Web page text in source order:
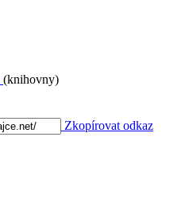
(knihovny)
Zkopírovat odkaz